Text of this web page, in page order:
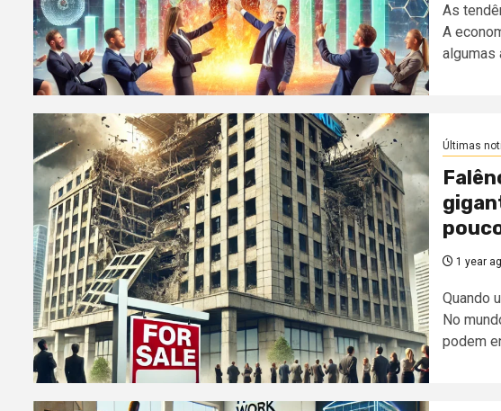
As
A
algumas
Últimas
1 year
Quando
No
podem